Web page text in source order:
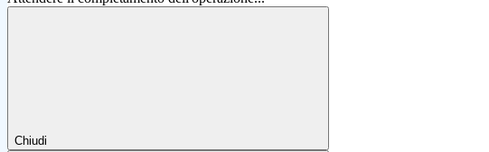
Chiudi